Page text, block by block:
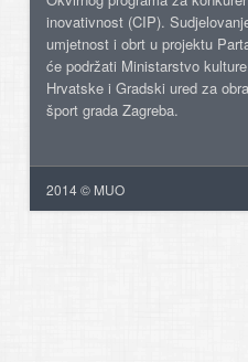
inovativnost (CIP).
umjetnost i obrt u projektu
će podržati Ministarstvo
Hrvatske i Gradski ured za
šport grada Zagreba.
2014 © MUO